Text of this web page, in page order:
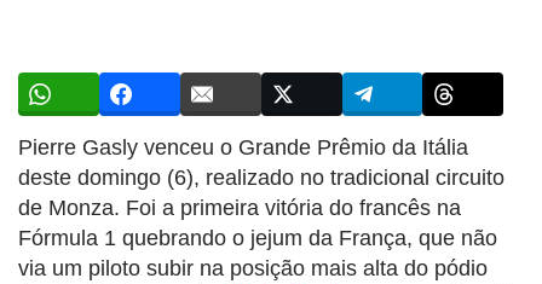
Pierre Gasly venceu o Grande Prêmio da Itália
deste domingo (6), realizado no tradicional circuito
de Monza. Foi a primeira vitória do francês na
Fórmula 1 quebrando o jejum da França, que não
via um piloto subir na posição mais alta do pódio